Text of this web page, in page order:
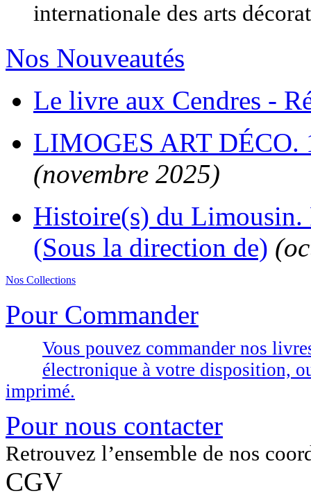
internationale des arts
Nos Nouveautés
Le livre aux Cendres -
LIMOGES ART
(novembre 2025)
Histoire(s) du Limousin.
(Sous la direction de)
Nos Collections
Pour Commander
Vous pouvez commander nos
électronique à votre disposition,
imprimé.
Pour nous contacter
Retrouvez l’ensemble de nos
CGV